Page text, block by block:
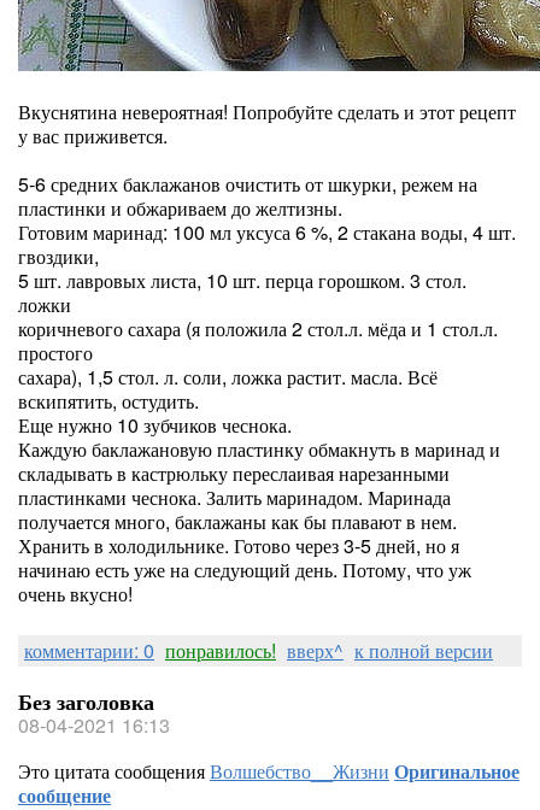
Вкуснятина невероятная! Попробуйте сделать и этот рецепт
у вас приживется.
5-6 средних баклажанов очистить от шкурки, режем на
пластинки и обжариваем до желтизны.
Готовим маринад: 100 мл уксуса 6 %, 2 стакана воды, 4 шт.
гвоздики,
5 шт. лавровых листа, 10 шт. перца горошком. 3 стол.
ложки
коричневого сахара (я положила 2 стол.л. мёда и 1 стол.л.
простого
сахара), 1,5 стол. л. соли, ложка растит. масла. Всё
вскипятить, остудить.
Еще нужно 10 зубчиков чеснока.
Каждую баклажановую пластинку обмакнуть в маринад и
складывать в кастрюльку переслаивая нарезанными
пластинками чеснока. Залить маринадом. Маринада
получается много, баклажаны как бы плавают в нем.
Хранить в холодильнике. Готово через 3-5 дней, но я
начинаю есть уже на следующий день. Потому, что уж
очень вкусно!
комментарии: 0 понравилось! вверх^ к полной версии
Без заголовка
08-04-2021 16:13
Это цитата сообщенияВолшебство__Жизни Оригинальное
сообщение